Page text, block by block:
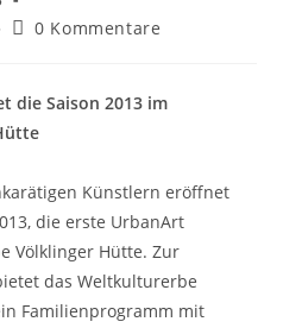
0 Kommentare
die Saison 2013 im
Künstlern eröffnet
die erste UrbanArt
Völklinger Hütte. Zur
das Weltkulturerbe
Familienprogramm mit